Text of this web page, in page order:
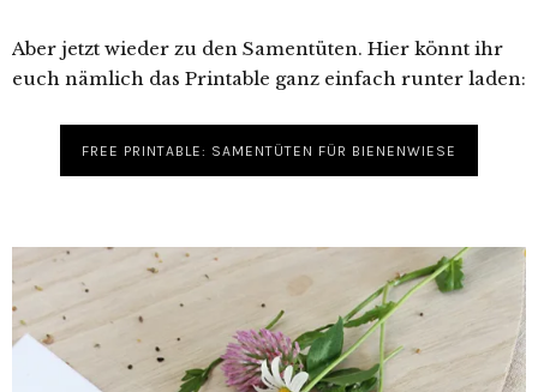
Aber jetzt wieder zu den Samentüten. Hier könnt ihr
euch nämlich das Printable ganz einfach runter laden:
FREE PRINTABLE: SAMENTÜTEN FÜR BIENENWIESE